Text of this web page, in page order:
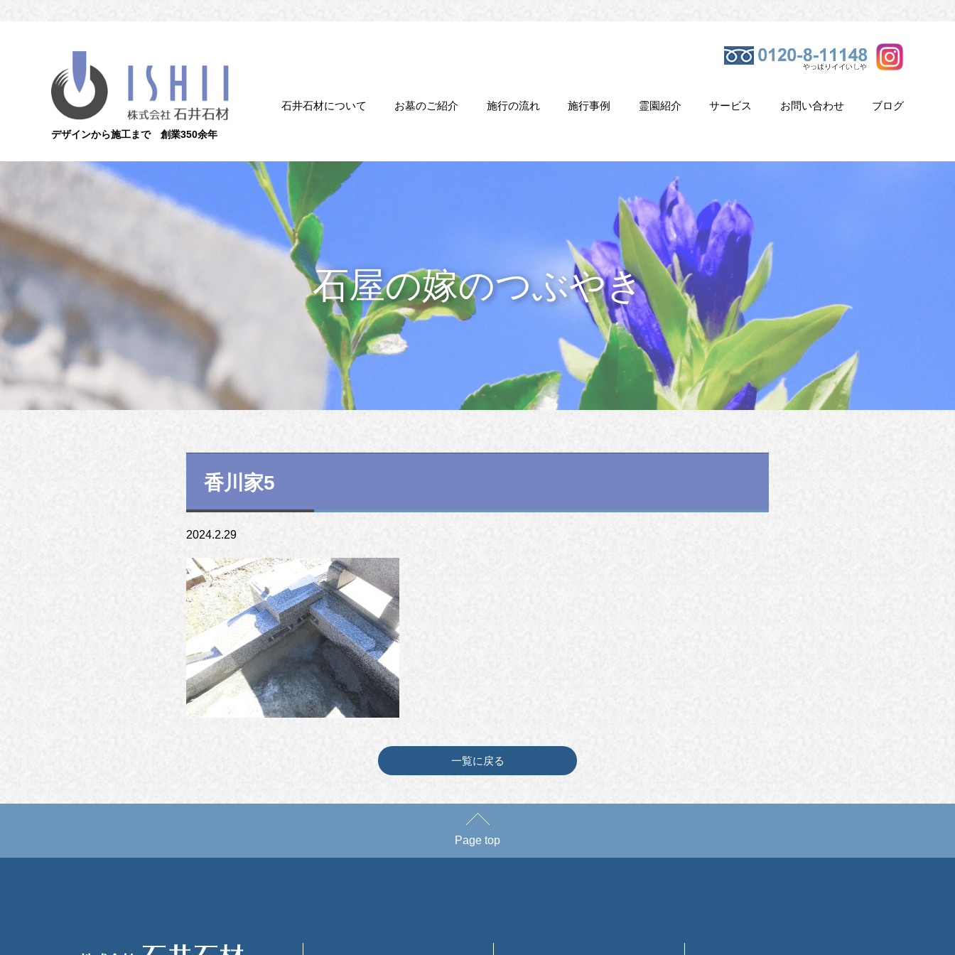
デザインから施工まで 創業350余年
石井石材について お墓のご紹介 施行の流れ 施行事例 霊園紹介 サービス お問い合わせ ブログ
石屋の嫁のつぶやき
香川家5
2024.2.29
一覧に戻る
Page top